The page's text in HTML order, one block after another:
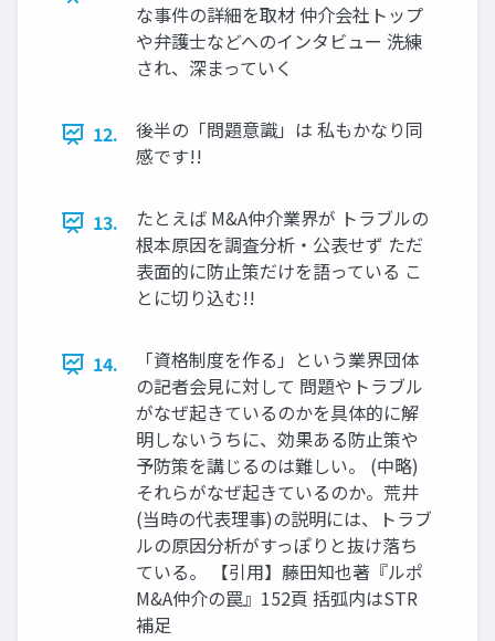
な事件の詳細を取材 仲介会社トップ
や弁護士などへのインタビュー 洗練
され、深まっていく
12.
後半の「問題意識」は 私もかなり同
感です!!
13.
たとえば M&A仲介業界が トラブルの
根本原因を調査分析・公表せず ただ
表面的に防止策だけを語っている こ
とに切り込む!!
14.
「資格制度を作る」という業界団体
の記者会見に対して 問題やトラブル
がなぜ起きているのかを具体的に解
明しないうちに、効果ある防止策や
予防策を講じるのは難しい。 (中略)
それらがなぜ起きているのか。荒井
(当時の代表理事)の説明には、トラブ
ルの原因分析がすっぽりと抜け落ち
ている。 【引用】藤田知也著『ルポ
M&A仲介の罠』152頁 括弧内はSTR
補足